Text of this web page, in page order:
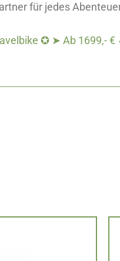
für jedes
✪ ➤ Ab 1699,-